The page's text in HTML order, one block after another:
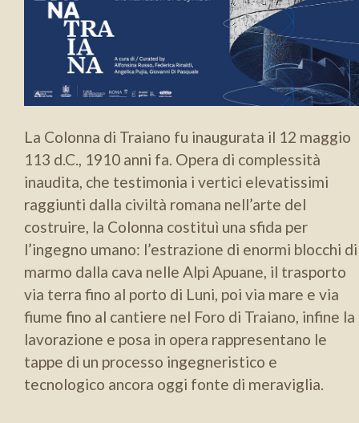
La Colonna di Traiano fu inaugurata il 12 maggio
113 d.C., 1910 anni fa. Opera di complessità
inaudita, che testimonia i vertici elevatissimi
raggiunti dalla civiltà romana nell’arte del
costruire, la Colonna costituì una sfida per
l’ingegno umano: l’estrazione di enormi blocchi di
marmo dalla cava nelle Alpi Apuane, il trasporto
via terra fino al porto di Luni, poi via mare e via
fiume fino al cantiere nel Foro di Traiano, infine la
lavorazione e posa in opera rappresentano le
tappe di un processo ingegneristico e
tecnologico ancora oggi fonte di meraviglia.